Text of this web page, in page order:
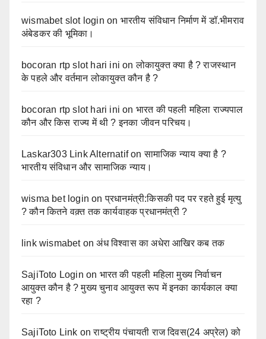
wismabet slot login on भारतीय संविधान निर्माण में डॉ.भीमराव
अंबेडकर की भूमिका।
bocoran rtp slot hari ini onलोकायुक्त क्या है ? राजस्थान
के पहले और वर्तमान लोकायुक्त कौन है ?
bocoran rtp slot hari ini on भारत की पहली महिला राज्यपाल
कौन और किस राज्य में थी ? इनका जीवन परिचय।
Laskar303 Link Alternatifonसामाजिक न्याय क्या है ?
भारतीय संविधान और सामाजिक न्याय।
wisma bet login onप्रधानमंत्री:किसकी पद पर रहते हुई मृत्यु
? कौन कितने वक़्त तक कार्यवाहक प्रधानमंत्री ?
link wismabetonअंध विश्वास का अधेरा आखिर कब तक
SajiToto Login on भारत की पहली महिला मुख्य निर्वाचन
आयुक्त कौन है ? मुख्य चुनाव आयुक्त रूप में इनका कार्यकाल क्या
रहा ?
SajiToto Link onराष्ट्रीय पंचायती राज दिवस(24 अप्रेल) को